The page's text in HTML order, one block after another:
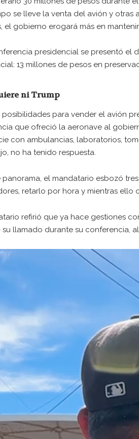
se lleve la venta del avión y otras
el gobierno erogará más en
presidencial se presentó
13 millones de pesos en
ni Trump
posibilidades para vender el avión
que ofreció la aeronave al
con ambulancias, laboratorios,
no ha tenido respuesta.
panorama, el mandatario esbozó
retarlo por hora y mientras
refirió que ya hace gestiones
su llamado durante su conferencia,